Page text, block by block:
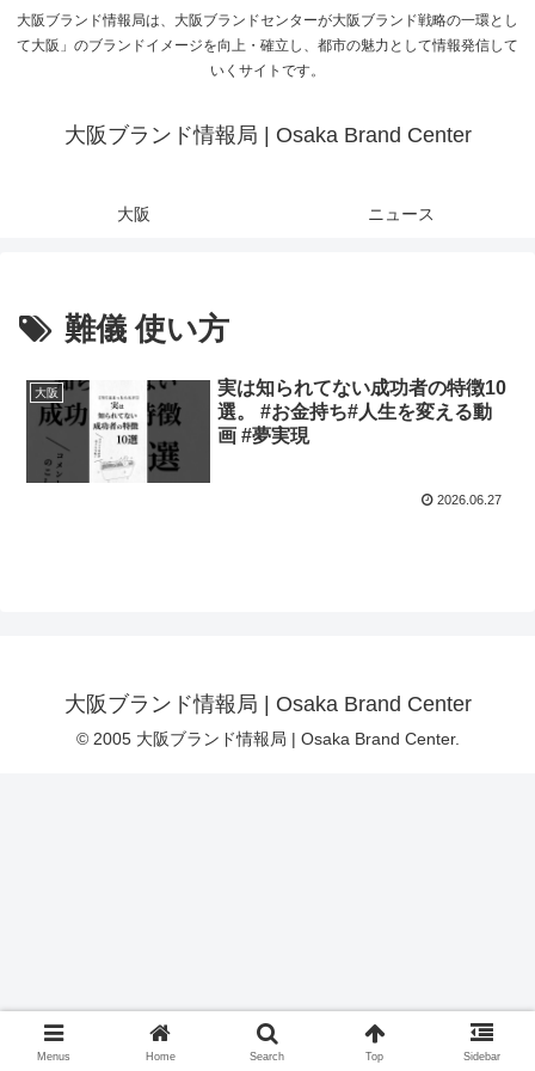
大阪ブランド情報局は、大阪ブランドセンターが大阪ブランド戦略の一環とし
て大阪」のブランドイメージを向上・確立し、都市の魅力として情報発信して
いくサイトです。
大阪ブランド情報局 | Osaka Brand Center
大阪 ニュース
難儀 使い方
大阪
実は知られてない成功者の特徴10
選。 #お金持ち#人生を変える動
画 #夢実現
2026.06.27
大阪ブランド情報局 | Osaka Brand Center
© 2005 大阪ブランド情報局 | Osaka Brand Center.
Menus Home Search Top Sidebar